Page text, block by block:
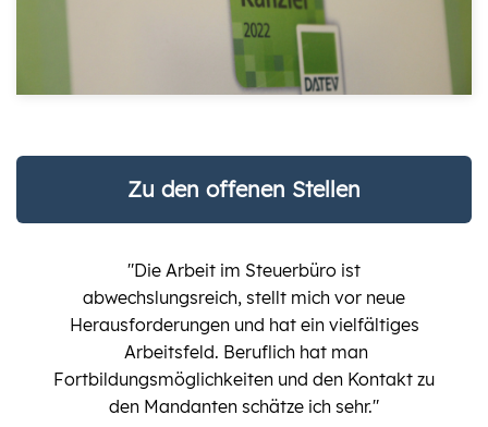
Zu den offenen Stellen
"Die Arbeit im Steuerbüro ist
abwechslungsreich, stellt mich vor neue
Herausforderungen und hat ein vielfältiges
Arbeitsfeld. Beruflich hat man
Fortbildungsmöglichkeiten und den Kontakt zu
den Mandanten schätze ich sehr."